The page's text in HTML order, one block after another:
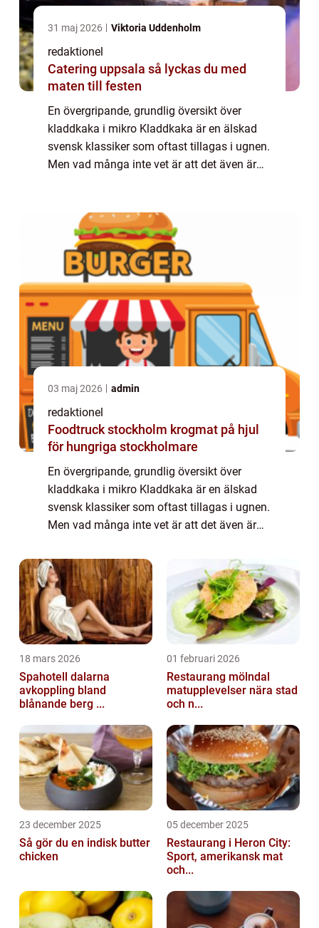
31 maj 2026 Viktoria Uddenholm
redaktionel
Catering uppsala så lyckas du med
maten till festen
En övergripande, grundlig översikt över
kladdkaka i mikro Kladdkaka är en älskad
svensk klassiker som oftast tillagas i ugnen.
Men vad många inte vet är att det även är
variant av...
03 maj 2026 admin
redaktionel
Foodtruck stockholm krogmat på hjul
för hungriga stockholmare
En övergripande, grundlig översikt över
kladdkaka i mikro Kladdkaka är en älskad
svensk klassiker som oftast tillagas i ugnen.
Men vad många inte vet är att det även är
mikrovågsugnen – en snabb och enkel
variant av...
18 mars 2026
Spahotell dalarna
avkoppling bland
blånande berg ...
01 februari 2026
Restaurang mölndal
matupplevelser nära stad
och n...
23 december 2025
Så gör du en indisk butter
chicken
05 december 2025
Restaurang i Heron City:
Sport, amerikansk mat
och...